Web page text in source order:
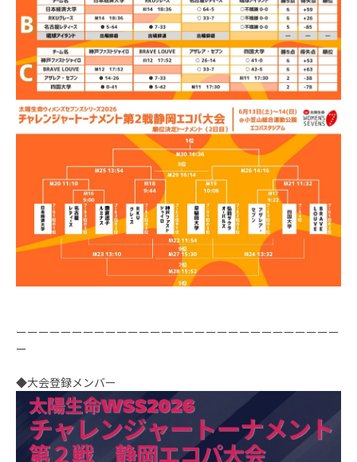
ーーーーーーーーーーーーーーーーーーーーーーーーーーーーー
ー
◆大会登録メンバー